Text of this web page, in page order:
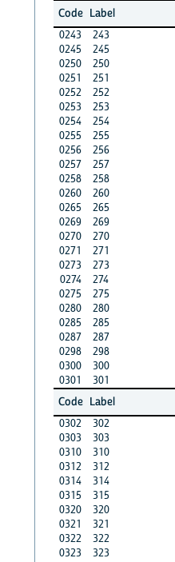
Code Label
0243
243
0245
245
0250
250
0251
251
0252
252
0253
253
0254
254
0255
255
0256
256
0257
257
0258
258
0260
260
0265
265
0269
269
0270
270
0271
271
0273
273
0274
274
0275
275
0280
280
0285
285
0287
287
0298
298
0300
300
0301
301
Code Label
0302
302
0303
303
0310
310
0312
312
0314
314
0315
315
0320
320
0321
321
0322
322
0323
323